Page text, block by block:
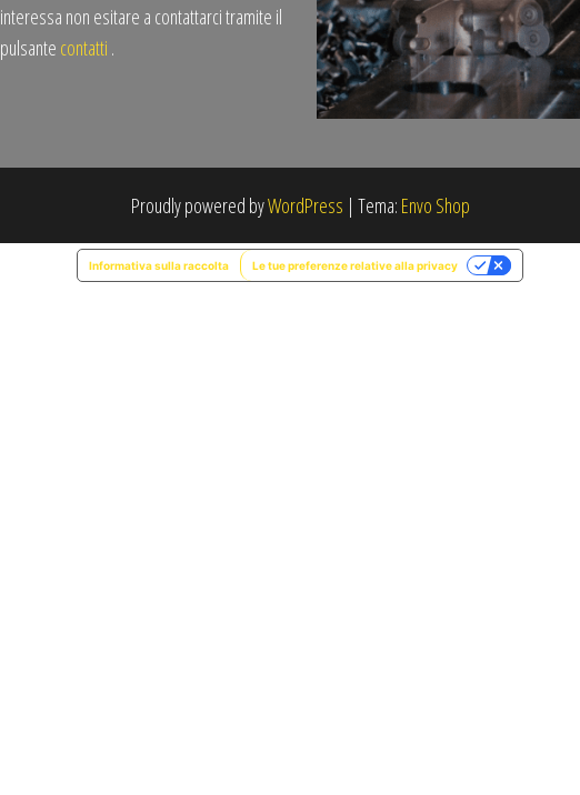
interessa non esitare a contattarci tramite il
pulsante contatti .
Proudly powered byWordPress | Tema: Envo Shop
Informativa sulla raccolta Le tue preferenze relative alla privacy